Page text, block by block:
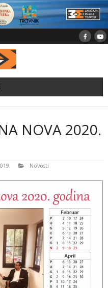
NOVA 2020.
Novosti